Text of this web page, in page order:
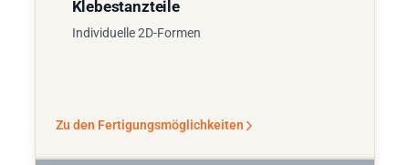
Klebestanzteile
Individuelle 2D-Formen
Zu den Fertigungsmöglichkeiten